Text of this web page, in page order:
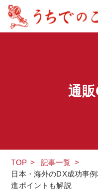
通
TOP > 記事一覧 >
日本・海外のDX成功事
進ポイントも解説